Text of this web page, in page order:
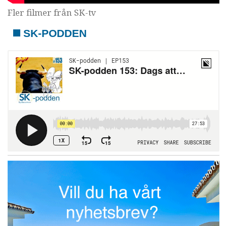
Fler filmer från SK-tv
SK-PODDEN